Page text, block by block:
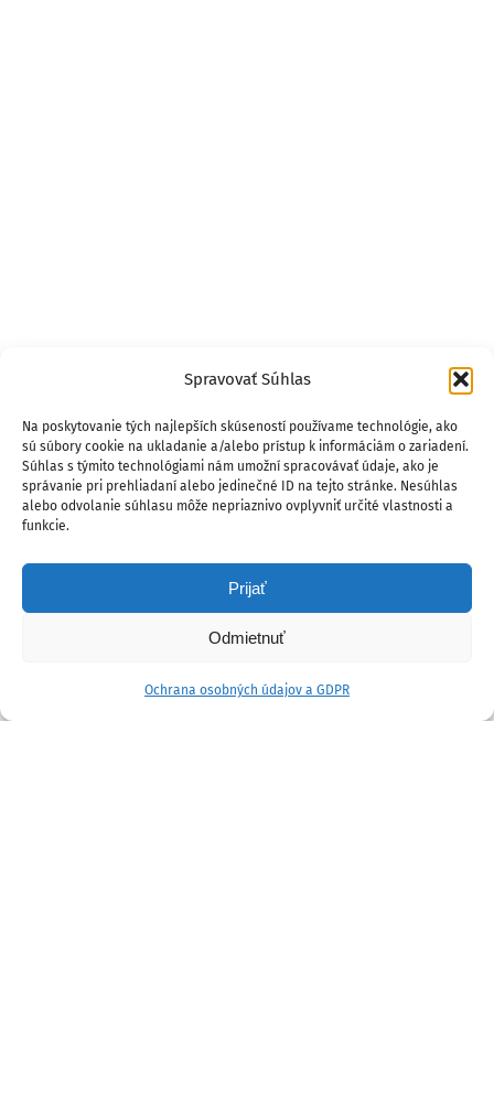
Spravovať Súhlas
Na poskytovanie tých najlepších skúseností používame technológie, ako
sú súbory cookie na ukladanie a/alebo prístup k informáciám o zariadení.
Súhlas s týmito technológiami nám umožní spracovávať údaje, ako je
správanie pri prehliadaní alebo jedinečné ID na tejto stránke. Nesúhlas
alebo odvolanie súhlasu môže nepriaznivo ovplyvniť určité vlastnosti a
funkcie.
Prijať
Odmietnuť
Ochrana osobných údajov a GDPR